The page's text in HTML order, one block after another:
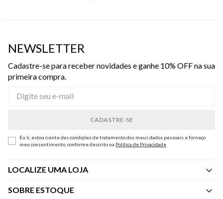
NEWSLETTER
Cadastre-se para receber novidades e ganhe 10% OFF na sua
primeira compra.
Eu li, estou ciente das condições de tratamento dos meus dados pessoais e forneço
meu consentimento, conforme descrito na Política de Privacidade
LOCALIZE UMA LOJA
SOBRE ESTOQUE